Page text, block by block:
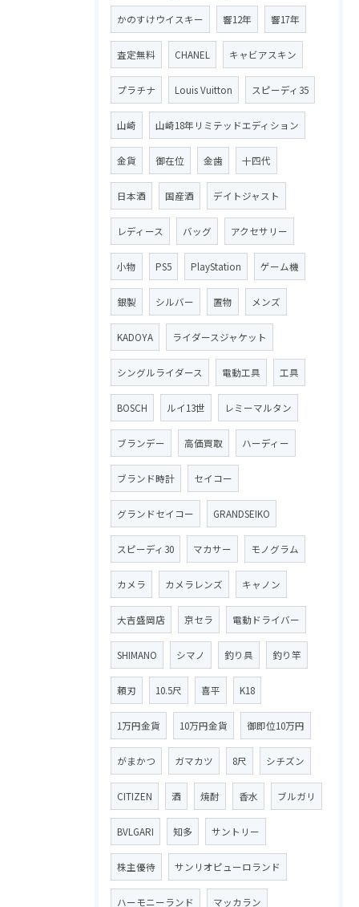
かのすけウイスキー 響12年 響17年
査定無料 CHANEL キャビアスキン
プラチナ Louis Vuitton スピーディ35
山崎 山崎18年リミテッドエディション
金貨 御在位 金歯 十四代
日本酒 国産酒 デイトジャスト
レディース バッグ アクセサリー
小物 PS5 PlayStation ゲーム機
銀製 シルバー 置物 メンズ
KADOYA ライダースジャケット
シングルライダース 電動工具 工具
BOSCH ルイ13世 レミーマルタン
ブランデー 高価買取 ハーディー
ブランド時計 セイコー
グランドセイコー GRANDSEIKO
スピーディ30 マカサー モノグラム
カメラ カメラレンズ キャノン
大吉盛岡店 京セラ 電動ドライバー
SHIMANO シマノ 釣り具 釣り竿
頼刃 10.5尺 喜平 K18
1万円金貨 10万円金貨 御即位10万円
がまかつ ガマカツ 8尺 シチズン
CITIZEN 酒 焼酎 香水 ブルガリ
BVLGARI 知多 サントリー
株主優待 サンリオピューロランド
ハーモニーランド マッカラン